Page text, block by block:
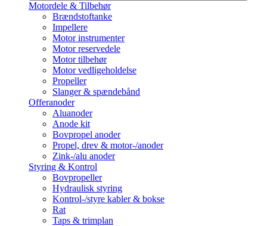
Motordele & Tilbehør
Brændstoftanke
Impellere
Motor instrumenter
Motor reservedele
Motor tilbehør
Motor vedligeholdelse
Propeller
Slanger & spændebånd
Offeranoder
Aluanoder
Anode kit
Bovpropel anoder
Propel, drev & motor-/anoder
Zink-/alu anoder
Styring & Kontrol
Bovpropeller
Hydraulisk styring
Kontrol-/styre kabler & bokse
Rat
Taps & trimplan